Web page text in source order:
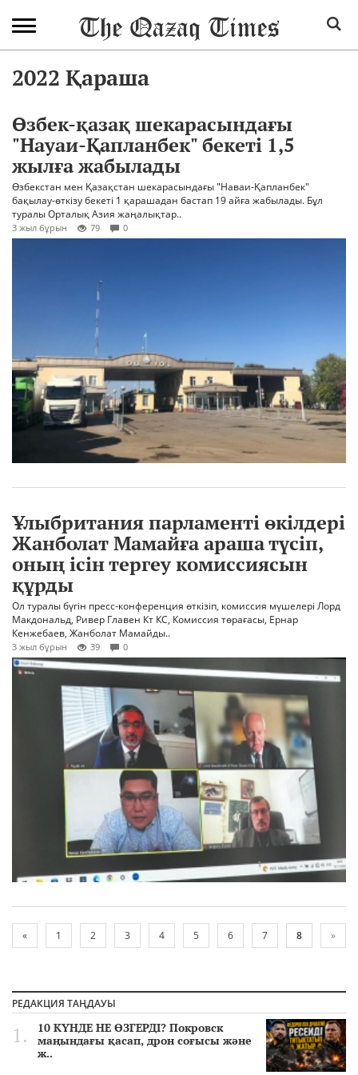
2022 Қараша
Өзбек-қазақ шекарасындағы
"Науаи-Қапланбек" бекеті 1,5
жылға жабылады
Өзбекстан мен Қазақстан шекарасындағы "Наваи-Қапланбек"
бақылау-өткізу бекеті 1 қарашадан бастап 19 айға жабылады. Бұл
туралы Орталық Азия жаңалықтар..
3 жыл бұрын 79 0
Ұлыбритания парламенті өкілдері
Жанболат Мамайға араша түсіп,
оның ісін тергеу комиссиясын
құрды
Ол туралы бүгін пресс-конференция өткізіп, комиссия мүшелері Лорд
Макдональд, Ривер Главен Кт КС, Комиссия төрағасы, Ернар
Кенжебаев, Жанболат Мамайды..
3 жыл бұрын 39 0
« 1 2 3 4 5 6 7 8 »
РЕДАКЦИЯ ТАҢДАУЫ
10 КҮНДЕ НЕ ӨЗГЕРДІ? Покровск
маңындағы қасап, дрон соғысы және
ж..